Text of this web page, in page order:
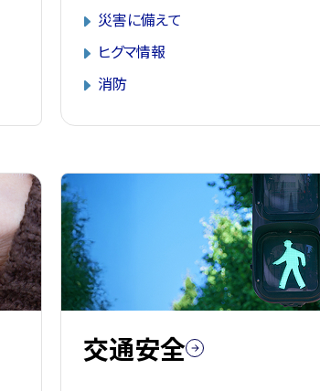
災害に備えて
ヒグマ情報
消防
交通安全